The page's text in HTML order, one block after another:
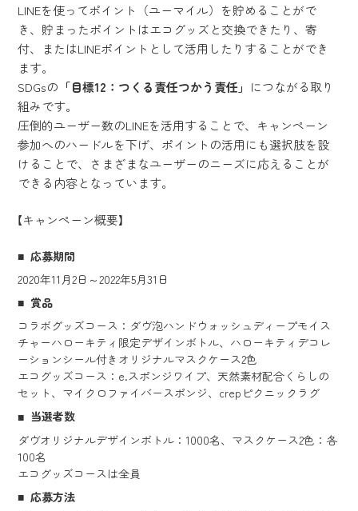
LINEを使ってポイント（ユーマイル）を貯めることがで
き、貯まったポイントはエコグッズと交換できたり、寄
付、またはLINEポイントとして活用したりすることができ
ます。
SDGsの 「目標12：つくる責任つかう責任」 につながる取り
組みです。
圧倒的ユーザー数のLINEを活用することで、キャンペーン
参加へのハードルを下げ、ポイントの活用にも選択肢を設
けることで、さまざまなユーザーのニーズに応えることが
できる内容となっています。
【キャンペーン概要】
応募期間
2020年11月2日～2022年5月31日
賞品
コラボグッズコース：ダヴ泡ハンドウォッシュディープモイス
チャーハローキティ限定デザインボトル、ハローキティデコレ
ーションシール付きオリジナルマスクケース2色
エコグッズコース：e.スポンジワイプ、天然素材配合くらしの
セット、マイクロファイバースポンジ、crepピクニックラグ
当選者数
ダヴオリジナルデザインボトル：1000名、マスクケース2色：各
100名
エコグッズコースは全員
応募方法